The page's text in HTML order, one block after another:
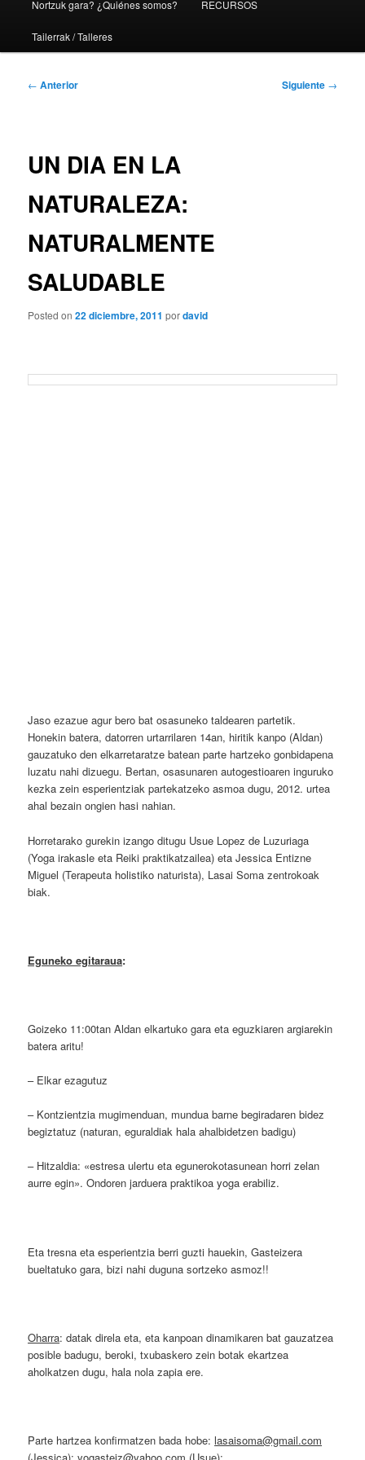
Nortzuk gara? ¿Quiénes somos? RECURSOS
Tailerrak / Talleres
Navegación
← Anterior Siguiente →
UN DIA EN LA
NATURALEZA:
NATURALMENTE
SALUDABLE
Posted on22 diciembre, 2011 pordavid
Jaso ezazue agur bero bat osasuneko taldearen partetik.
Honekin batera, datorren urtarrilaren 14an, hiritik kanpo (Aldan)
gauzatuko den elkarretaratze batean parte hartzeko gonbidapena
luzatu nahi dizuegu. Bertan, osasunaren autogestioaren inguruko
kezka zein esperientziak partekatzeko asmoa dugu, 2012. urtea
ahal bezain ongien hasi nahian.
Horretarako gurekin izango ditugu Usue Lopez de Luzuriaga
(Yoga irakasle eta Reiki praktikatzailea) eta Jessica Entizne
Miguel (Terapeuta holistiko naturista), Lasai Soma zentrokoak
biak.
Eguneko egitaraua:
Goizeko 11:00tan Aldan elkartuko gara eta eguzkiaren argiarekin
batera aritu!
– Elkar ezagutuz
– Kontzientzia mugimenduan, mundua barne begiradaren bidez
begiztatuz (naturan, eguraldiak hala ahalbidetzen badigu)
– Hitzaldia: «estresa ulertu eta egunerokotasunean horri zelan
aurre egin». Ondoren jarduera praktikoa yoga erabiliz.
Eta tresna eta esperientzia berri guzti hauekin, Gasteizera
bueltatuko gara, bizi nahi duguna sortzeko asmoz!!
Oharra: datak direla eta, eta kanpoan dinamikaren bat gauzatzea
posible badugu, beroki, txubaskero zein botak ekartzea
aholkatzen dugu, hala nola zapia ere.
Parte hartzea konfirmatzen bada hobe:lasaisoma@gmail.com